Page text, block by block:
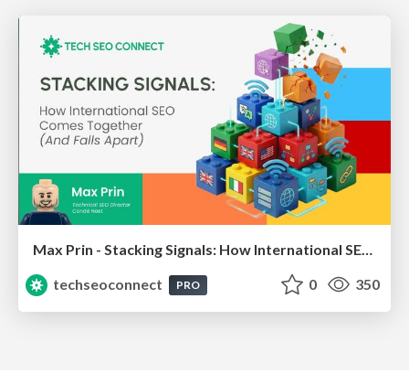
Max Prin - Stacking Signals: How International SEO Comes Together (And Falls Apart)
techseoconnect
PRO 0 350